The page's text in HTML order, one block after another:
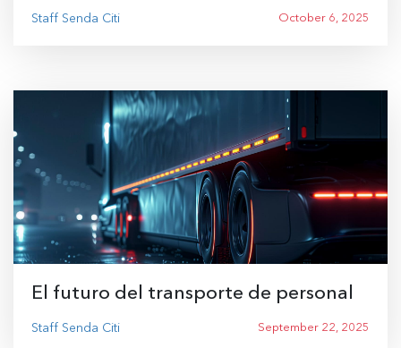
Staff Senda Citi October 6, 2025
El futuro del transporte de personal
Staff Senda Citi September 22, 2025